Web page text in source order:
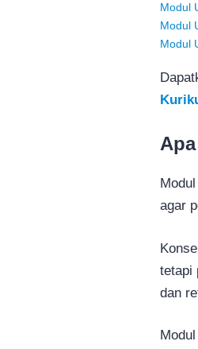
Modul
Modul
Modul
agar
tetapi
dan